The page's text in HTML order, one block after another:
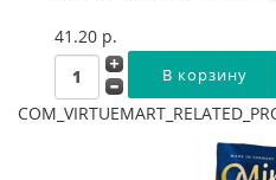
41.20 p.